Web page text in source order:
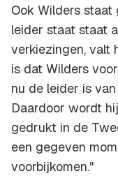
Ook Wilders staat
leider staat staat
verkiezingen, valt
is dat Wilders
nu de leider is
Daardoor wordt
gedrukt in de
een gegeven
voorbijkomen."